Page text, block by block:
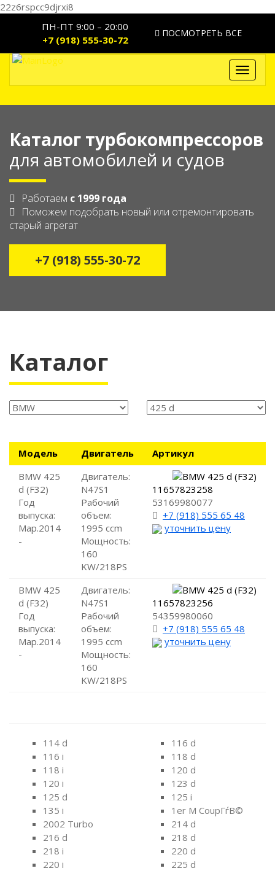
22z6rspcc9djrxi8
ПН-ПТ 9:00 – 20:00
+7 (918) 555-30-72
ПОСМОТРЕТЬ ВСЕ
Toggle
Каталог турбокомпрессоров
для автомобилей и судов
Работаем с 1999 года
Поможем подобрать новый или отремонтировать
старый агрегат
+7 (918) 555-30-72
Каталог
Модель Двигатель
Артикул
BMW 425
d (F32)
Год
выпуска:
Мар.2014
-
Двигатель:
N47S1
Рабочий
объем:
1995 ccm
Мощность:
160
KW/218PS
11657823258
53169980077
+7 (918) 555 65 48
уточнить цену
BMW 425
d (F32)
Год
выпуска:
Мар.2014
-
Двигатель:
N47S1
Рабочий
объем:
1995 ccm
Мощность:
160
KW/218PS
11657823256
54359980060
+7 (918) 555 65 48
уточнить цену
114 d
116 d
116 i
118 d
118 i
120 d
120 i
123 d
125 d
125 i
135 i
1er M CoupГѓВ©
2002 Turbo
214 d
216 d
218 d
218 i
220 d
220 i
225 d